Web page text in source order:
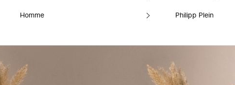
Homme Philipp Plein